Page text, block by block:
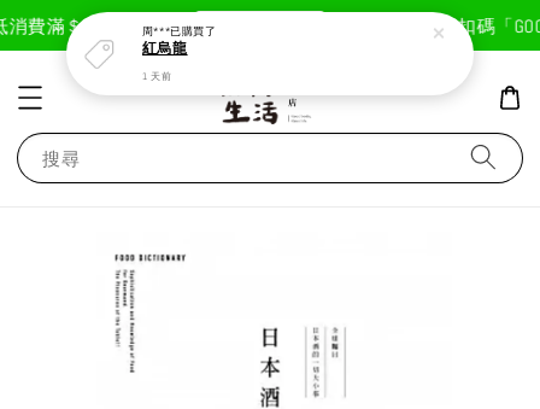
消費滿＄1800免運費 現在去購物！ 首次註冊輸入折扣碼「
搜尋
周***已購買了
紅烏龍
1 天前